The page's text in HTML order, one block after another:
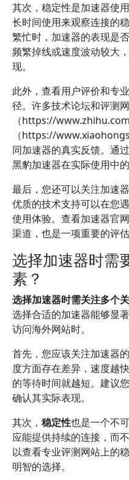
其次，稳定性是加速器使
长时间使用来观察连接的
繁忙时，加速器的表现是
频繁掉线或速度波动较大
现。
此外，查看用户评价和专
径。许多技术论坛和评测
（https://
（https://
同加速器的真实反馈。通
黑豹加速器在实际使用中的
最后，您还可以关注加速
优质的技术支持可以在您
使用体验。查看加速器官
渠道，也是一项重要的评估
选择加速器时需
素？
选择加速器时需关注多个关
选择合适的加速器能够显
访问海外网站时。
首先，您应该关注加速器的
度方面存在差异，速度越
的等待时间就越短。建议
确认其实际表现。
其次， 稳定性也是一个不
应能提供持续的连接，而
以查看专业评测网站上的
明智的选择。